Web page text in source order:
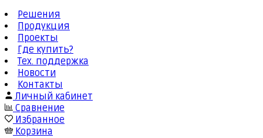
Решения
Продукция
Проекты
Где купить?
Тех. поддержка
Новости
Контакты
Личный кабинет
Сравнение
Избранное
Корзина